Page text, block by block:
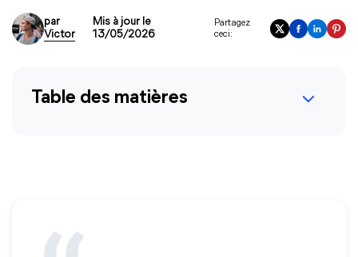
par
Victor
Mis à jour le
13/05/2026
Partagez
ceci:
Table des matières